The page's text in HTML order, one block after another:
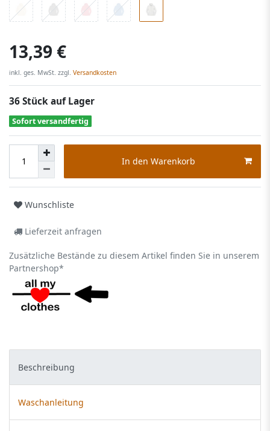
13,39 €
inkl. ges. MwSt. zzgl. Versandkosten
36 Stück auf Lager
Sofort versandfertig
In den Warenkorb
Wunschliste
Lieferzeit anfragen
Zusätzliche Bestände zu diesem Artikel finden Sie in unserem
Partnershop*
Beschreibung
Waschanleitung